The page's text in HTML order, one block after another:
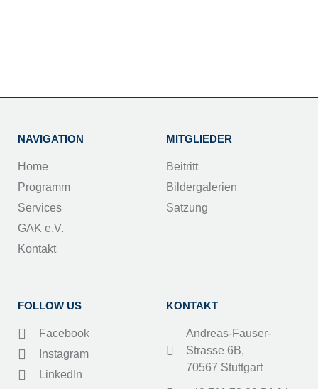
NAVIGATION
Home
Programm
Services
GAK e.V.
Kontakt
MITGLIEDER
Beitritt
Bildergalerien
Satzung
FOLLOW US
Facebook
Instagram
LinkedIn
KONTAKT
Andreas-Fauser-
Strasse 6B,
70567 Stuttgart